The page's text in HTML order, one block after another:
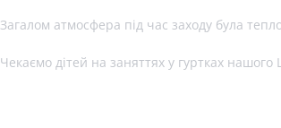
Загалом атмосфера під час заходу була
Чекаємо дітей на заняттях у гуртках нашого